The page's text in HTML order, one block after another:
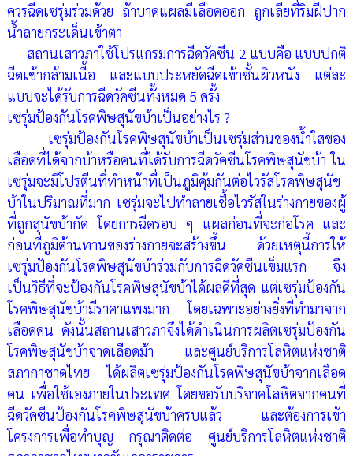
ควรฉีดเซรุ่มร่วมด้วย ถ้าบาดแผลมีเลือดออก ถูกเลียที่ริมฝีปาก
น้ำลายกระเด็นเข้าตา
สถานเสาวภาใช้โปรแกรมการฉีดวัคซีน 2 แบบคือ แบบปกติ
ฉีดเข้ากล้ามเนื้อ และแบบประหยัดฉีดเข้าชั้นผิวหนัง แต่ละ
แบบจะได้รับการฉีดวัคซีนทั้งหมด 5 ครั้ง
เซรุ่มป้องกันโรคพิษสุนัขบ้าเป็นอย่างไร ?
เซรุ่มป้องกันโรคพิษสุนัขบ้าเป็นเซรุ่มส่วนของน้ำใสของ
เลือดที่ได้จากบ้าหรือคนที่ได้รับการฉีดวัคซีนโรคพิษสุนัขบ้า ใน
เซรุ่มจะมีโปรตีนที่ทำหน้าที่เป็นภูมิคุ้มกันต่อไวรัสโรคพิษสุนัข
บ้าในปริมาณที่มาก เซรุ่มจะไปทำลายเชื้อไวรัสในร่างกายของผู้
ที่ถูกสุนัขบ้ากัด โดยการฉีดรอบ ๆ แผลก่อนที่จะก่อโรค และ
ก่อนที่ภูมิต้านทานของร่างกายจะสร้างขึ้น ด้วยเหตุนี้การให้
เซรุ่มป้องกันโรคพิษสุนัขบ้าร่วมกับการฉีดวัคซีนเข็มแรก จึง
เป็นวิธีที่จะป้องกันโรคพิษสุนัขบ้าได้ผลดีที่สุด แต่เซรุ่มป้องกัน
โรคพิษสุนัขบ้ามีราคาแพงมาก โดยเฉพาะอย่างยิ่งที่ทำมาจาก
เลือดคน ดังนั้นสถานเสาวภาจึงได้ดำเนินการผลิตเซรุ่มป้องกัน
โรคพิษสุนัขบ้าจาดเลือดม้า และศูนย์บริการโลหิตแห่งชาติ
สภากาชาดไทย ได้ผลิตเซรุ่มป้องกันโรคพิษสุนัขบ้าจากเลือด
คน เพื่อใช้เองภายในประเทศ โดยขอรับบริจาคโลหิตจากคนที่
ฉีดวัคซีนป้องกันโรคพิษสุนัขบ้าครบแล้ว และต้องการเข้า
โครงการเพื่อทำบุญ กรุณาติดต่อศูนย์บริการโลหิตแห่งชาติ